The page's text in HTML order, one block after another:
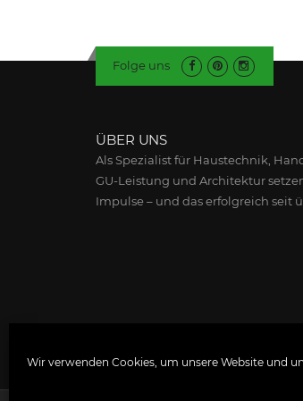
Wir verwenden Cookies, um unsere Website und
Folge uns
ÜBER UNS
Als Spezialist für Haustechnik,
GU-Leistung und Architektur
Impulse – und das erfolgreich seit